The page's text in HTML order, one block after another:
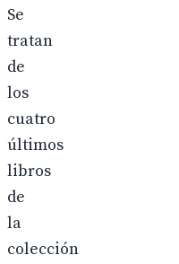
Se
tratan
de
los
cuatro
últimos
libros
de
la
colección